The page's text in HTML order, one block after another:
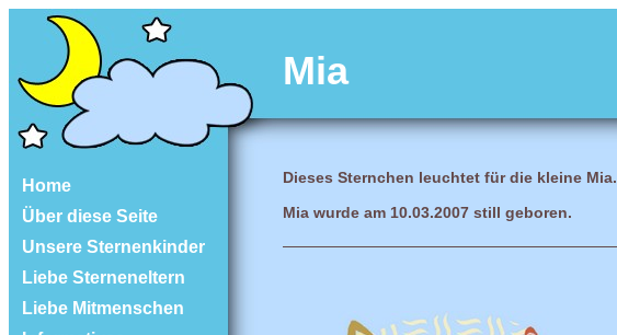
Mia
Home
Über diese Seite
Unsere Sternenkinder
Liebe Sterneneltern
Liebe Mitmenschen
Dieses Sternchen leuchtet für die kleine Mia.
Mia wurde am 10.03.2007 still geboren.